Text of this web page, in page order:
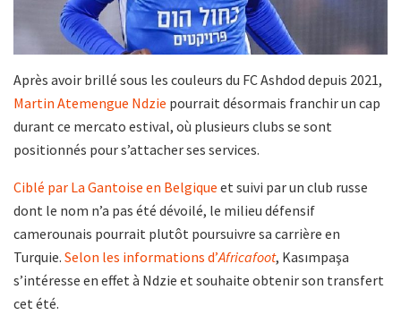
Après avoir brillé sous les couleurs du FC Ashdod depuis 2021,
Martin Atemengue Ndzie pourrait désormais franchir un cap
durant ce mercato estival, où plusieurs clubs se sont
positionnés pour s’attacher ses services.
Ciblé par La Gantoise en Belgique et suivi par un club russe
dont le nom n’a pas été dévoilé, le milieu défensif
camerounais pourrait plutôt poursuivre sa carrière en
Turquie. Selon les informations d’Africafoot, Kasımpaşa
s’intéresse en effet à Ndzie et souhaite obtenir son transfert
cet été.